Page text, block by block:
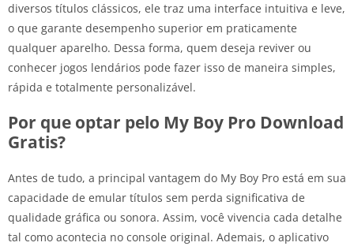
diversos títulos clássicos, ele traz uma interface intuitiva e leve,
o que garante desempenho superior em praticamente
qualquer aparelho. Dessa forma, quem deseja reviver ou
conhecer jogos lendários pode fazer isso de maneira simples,
rápida e totalmente personalizável.
Por que optar pelo My Boy Pro Download
Gratis?
Antes de tudo, a principal vantagem do My Boy Pro está em sua
capacidade de emular títulos sem perda significativa de
qualidade gráfica ou sonora. Assim, você vivencia cada detalhe
tal como acontecia no console original. Ademais, o aplicativo